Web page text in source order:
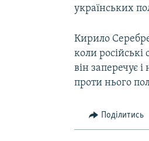
українських
Кирило
коли
він заперечує
проти нього
Поділитись